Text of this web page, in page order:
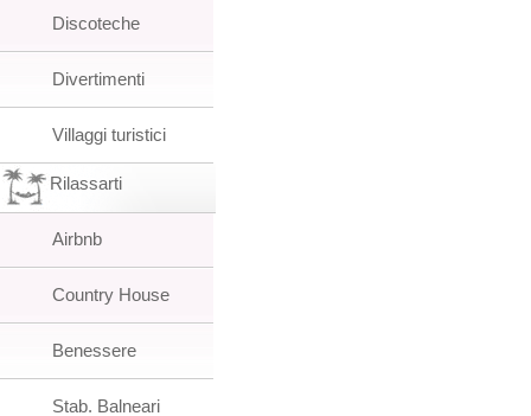
Discoteche
Divertimenti
Villaggi turistici
Rilassarti
Airbnb
Country House
Benessere
Stab. Balneari